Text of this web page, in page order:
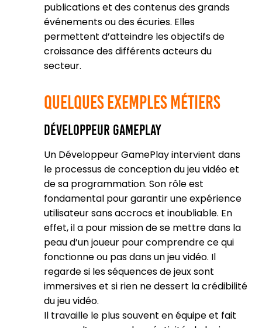
publications et des contenus des grands
événements ou des écuries. Elles
permettent d’atteindre les objectifs de
croissance des différents acteurs du
secteur.
Quelques exemples métiers
Développeur GamePlay
Un Développeur GamePlay intervient dans
le processus de conception du jeu vidéo et
de sa programmation. Son rôle est
fondamental pour garantir une expérience
utilisateur sans accrocs et inoubliable. En
effet, il a pour mission de se mettre dans la
peau d’un joueur pour comprendre ce qui
fonctionne ou pas dans un jeu vidéo. Il
regarde si les séquences de jeux sont
immersives et si rien ne dessert la crédibilité
du jeu vidéo.
Il travaille le plus souvent en équipe et fait